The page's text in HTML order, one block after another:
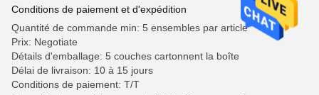
Conditions de paiement et d'expédition
Quantité de commande min: 5 ensembles par article
Prix: Negotiate
Détails d'emballage: 5 couches cartonnent la boîte
Délai de livraison: 10 à 15 jours
Conditions de paiement: T/T